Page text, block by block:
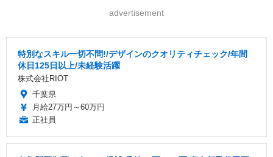
advertisement
特別なスキル一切不問!/デザインのクオリティチェック/年間
休日125日以上/未経験活躍
株式会社RIOT
千葉県
月給27万円～60万円
正社員